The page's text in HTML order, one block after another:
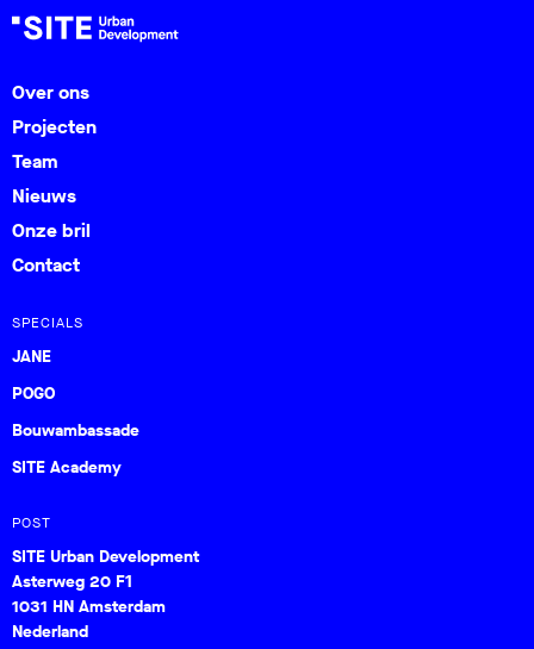
Over ons
Projecten
Team
Nieuws
Onze bril
Contact
SPECIALS
JANE
POGO
Bouwambassade
SITE Academy
POST
SITE Urban Development
Asterweg 20 F1
1031 HN Amsterdam
Nederland